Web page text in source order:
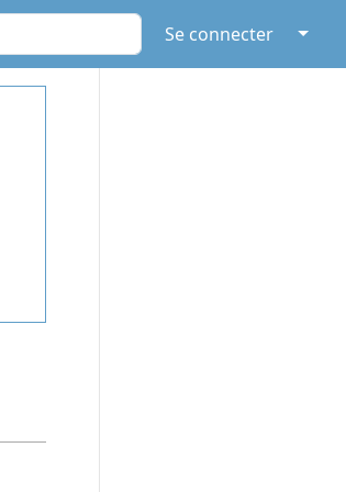
Se connecter ↓